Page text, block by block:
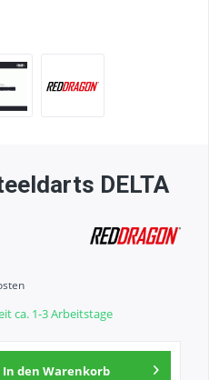
DELTA
ca. 1-3 Arbeitstage
In den Warenkorb